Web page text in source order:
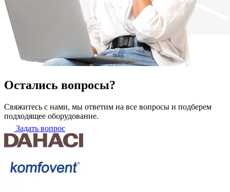
Остались вопросы?
Свяжитесь с нами, мы ответим на все вопросы и подберем
подходящее оборудование.
Задать вопрос